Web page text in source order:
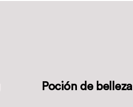
Poción de belleza